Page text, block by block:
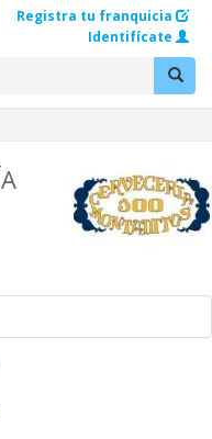
Registra tu franquicia
Identifícate